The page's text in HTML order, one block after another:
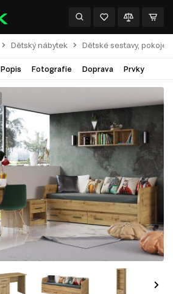
Dětský nábytek Dětské sestavy, pokoje
Popis Fotografie Doprava Prvky